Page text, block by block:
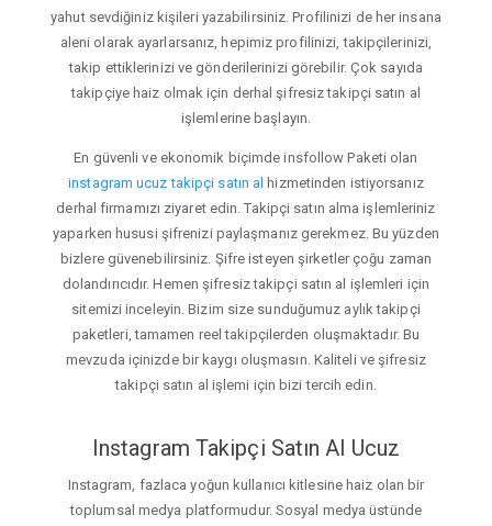
yahut sevdiğiniz kişileri yazabilirsiniz. Profilinizi de her insana
aleni olarak ayarlarsanız, hepimiz profilinizi, takipçilerinizi,
takip ettiklerinizi ve gönderilerinizi görebilir. Çok sayıda
takipçiye haiz olmak için derhal şifresiz takipçi satın al
işlemlerine başlayın.
En güvenli ve ekonomik biçimde insfollow Paketi olan
instagram ucuz takipçi satın al hizmetinden istiyorsanız
derhal firmamızı ziyaret edin. Takipçi satın alma işlemleriniz
yaparken hususi şifrenizi paylaşmanız gerekmez. Bu yüzden
bizlere güvenebilirsiniz. Şifre isteyen şirketler çoğu zaman
dolandırıcıdır. Hemen şifresiz takipçi satın al işlemleri için
sitemizi inceleyin. Bizim size sunduğumuz aylık takipçi
paketleri, tamamen reel takipçilerden oluşmaktadır. Bu
mevzuda içinizde bir kaygı oluşmasın. Kaliteli ve şifresiz
takipçi satın al işlemi için bizi tercih edin.
Instagram Takipçi Satın Al Ucuz
Instagram, fazlaca yoğun kullanıcı kitlesine haiz olan bir
toplumsal medya platformudur. Sosyal medya üstünde